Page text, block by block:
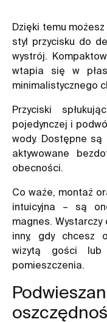
Dzięki temu
styl przycisku do
wystrój.
wtapia się w
minimalistycznego
Przyciski
pojedynczej i
wody. Dostępne są
aktywowane
obecności.
Co waże, montaż
intuicyjna – są
magnes. Wystarczy
inny, gdy chcesz
wizytą gości lub
pomieszczenia.